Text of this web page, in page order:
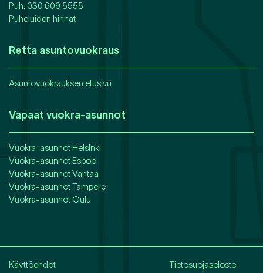
Puh. 030 609 5555
Puheluiden hinnat
Retta asuntovuokraus
Asuntovuokrauksen etusivu
Vapaat vuokra-asunnot
Vuokra-asunnot Helsinki
Vuokra-asunnot Espoo
Vuokra-asunnotVantaa
Vuokra-asunnotTampere
Vuokra-asunnot Oulu
Käyttöehdot Tietosuojaseloste